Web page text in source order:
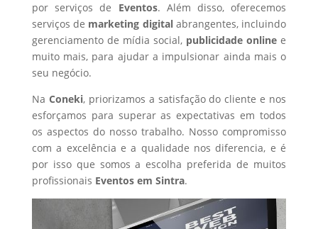
por serviços de Eventos. Além disso, oferecemos
serviços de marketing digital abrangentes, incluindo
gerenciamento de mídia social, publicidade online e
muito mais, para ajudar a impulsionar ainda mais o
seu negócio.
Na Coneki, priorizamos a satisfação do cliente e nos
esforçamos para superar as expectativas em todos
os aspectos do nosso trabalho. Nosso compromisso
com a excelência e a qualidade nos diferencia, e é
por isso que somos a escolha preferida de muitos
profissionais Eventosem Sintra.